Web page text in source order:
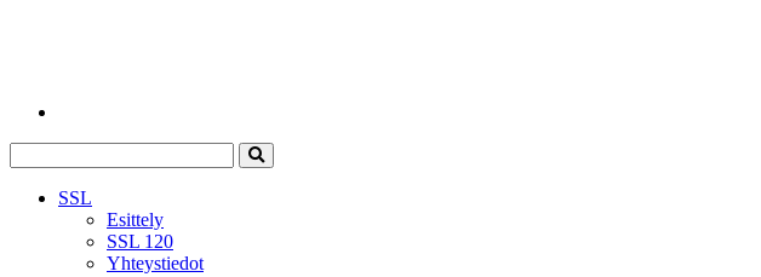
SSL
Esittely
SSL 120
Yhteystiedot